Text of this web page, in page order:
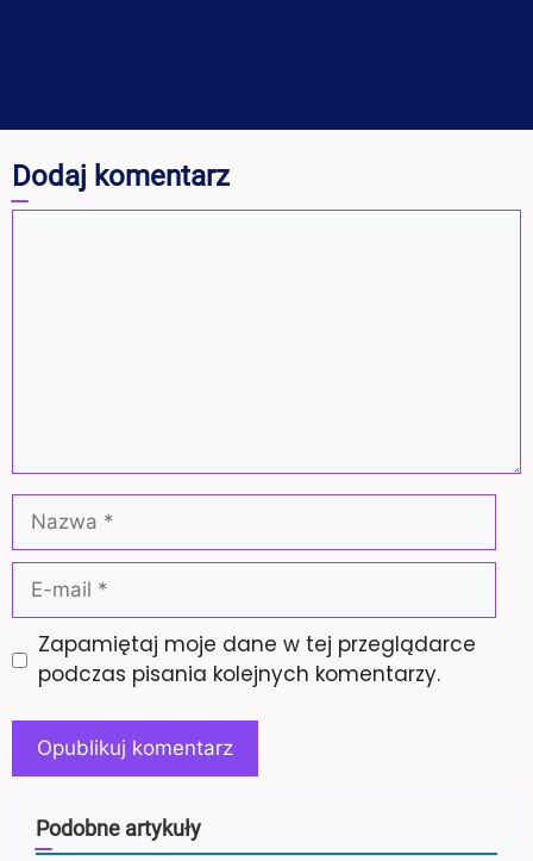
Dodaj komentarz
Nazwa
mail
Zapamiętaj moje dane w tej przeglądarce
podczas pisania kolejnych komentarzy.
Podobne artykuły